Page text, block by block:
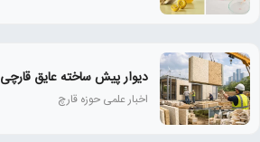
دیوار پیش ساخته عایق قارچی
اخبار علمی حوزه قارچ